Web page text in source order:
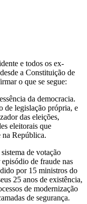
e todos os ex-
a Constituição de
o que se segue:
da democracia.
de legislação própria, e
das eleições,
eleitorais que
República.
de votação
de fraude nas
por 15 ministros do
25 anos de existência,
de modernização
de segurança.